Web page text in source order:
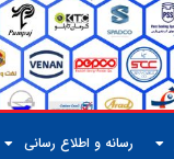
رسانه و اطلاع رسانی